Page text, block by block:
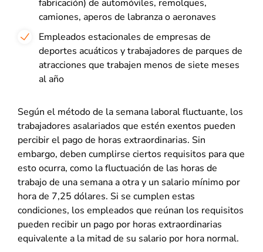
fabricación) de automóviles, remolques,
camiones, aperos de labranza o aeronaves
Empleados estacionales de empresas de
deportes acuáticos y trabajadores de parques de
atracciones que trabajen menos de siete meses
al año
Según el método de la semana laboral fluctuante, los
trabajadores asalariados que estén exentos pueden
percibir el pago de horas extraordinarias. Sin
embargo, deben cumplirse ciertos requisitos para que
esto ocurra, como la fluctuación de las horas de
trabajo de una semana a otra y un salario mínimo por
hora de 7,25 dólares. Si se cumplen estas
condiciones, los empleados que reúnan los requisitos
pueden recibir un pago por horas extraordinarias
equivalente a la mitad de su salario por hora normal.